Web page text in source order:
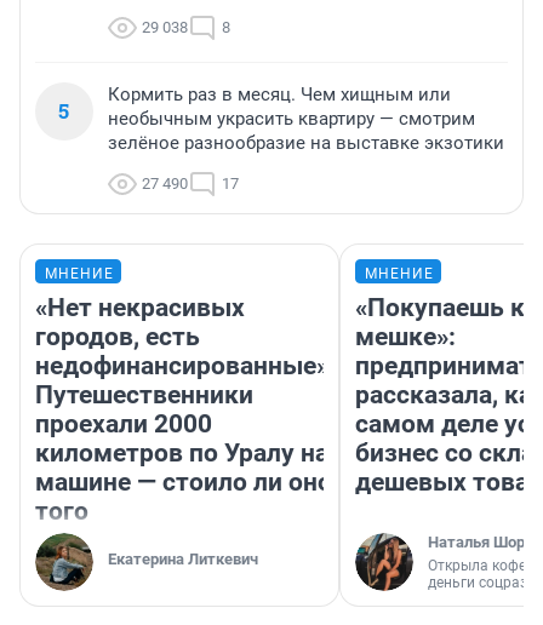
29 038 8
5
Кормить раз в месяц. Чем хищным или
необычным украсить квартиру — смотрим
зелёное разнообразие на выставке экзотики
27 490 17
МНЕНИЕ
«Нет некрасивых
городов, есть
недофинансированные».
Путешественники
проехали 2000
километров по Уралу на
машине — стоило ли оно
того
Екатерина Литкевич
МНЕНИЕ
«Покупаешь
мешке»:
рассказала,
самом деле
бизнес со
дешевых
Наталья
Открыла
деньги